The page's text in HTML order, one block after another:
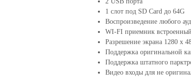
1 слот под SD Card до 64G
Воспроизведение любого
WI-FI приемник встроенный
Разрешение экрана 1280 х
Поддержка оригинальной
Поддержка штатного
Видео входы для не